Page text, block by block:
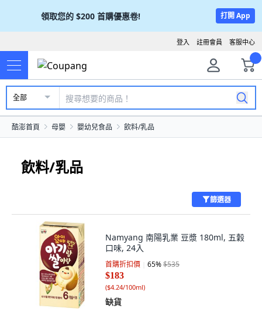
領取您的 $200 首購優惠卷! 打開 App
客服中心
註冊會員
登入
全部
酷澎首頁 母嬰 嬰幼兒食品 飲料/乳品
飲料/乳品
篩選器
Namyang 南陽乳業 豆漿 180ml, 五穀
口味, 24入
首購折扣價 65%$535
$183
($4.24/100ml)
缺貨